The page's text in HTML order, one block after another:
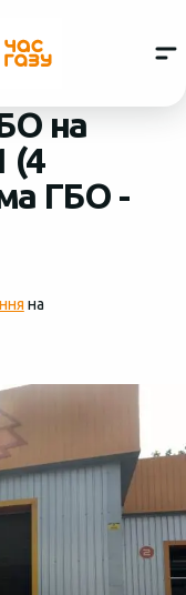
на
(4
ГБО -
на